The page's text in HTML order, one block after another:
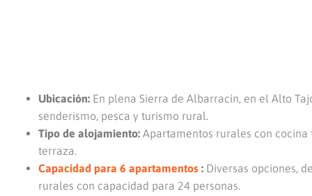
Ubicación: En plena Sierra de Albarracín, en el Alto
senderismo, pesca y turismo rural.
Tipo de alojamiento: Apartamentos rurales con
terraza.
Capacidad para 6 apartamentos : Diversas opciones,
rurales con capacidad para 24 personas.